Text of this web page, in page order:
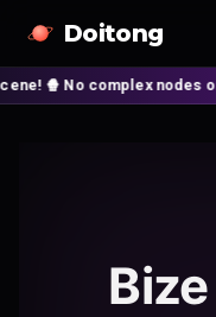
Doitong
nodes or
Bize